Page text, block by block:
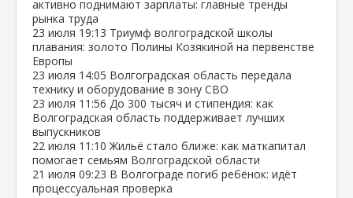
активно поднимают зарплаты: главные тренды
рынка труда
23 июля 19:13 Триумф волгоградской школы
плавания: золото Полины Козякиной на первенстве
Европы
23 июля 14:05 Волгоградская область передала
технику и оборудование в зону СВО
23 июля 11:56 До 300 тысяч и стипендия: как
Волгоградская область поддерживает лучших
выпускников
22 июля 11:10 Жильё стало ближе: как маткапитал
помогает семьям Волгоградской области
21 июля 09:23 В Волгограде погиб ребёнок: идёт
процессуальная проверка